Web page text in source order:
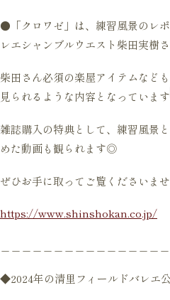
●「クロワゼ」は、練習風景のレ
レエシャンブルウエスト柴田実樹
柴田さん必須の楽屋アイテムなど
見られるような内容となっています
雑誌購入の特典として、練習風景
めた動画も観られます◎
ぜひお手に取ってご覧くださいませ
https://www.shinshokan.co.jp/
◆2024年の清里フィールドバレエ